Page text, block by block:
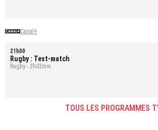
Canal+
21h00
Rugby : Test-match
Rugby - 2h02min.
TOUS LES PROGRAMMES